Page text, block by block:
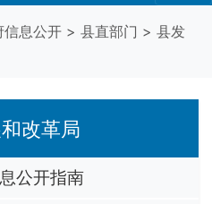
信息公开 > 县直部门 > 县发
改革局
公开指南